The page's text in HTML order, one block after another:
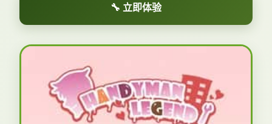
🔧 立即体验